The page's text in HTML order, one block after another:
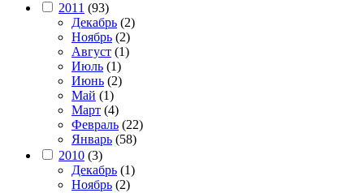
2011 (93)
Декабрь (2)
Ноябрь (2)
Август (1)
Июль (1)
Июнь (2)
Май (1)
Март (4)
Февраль (22)
Январь (58)
2010 (3)
Декабрь (1)
Ноябрь (2)